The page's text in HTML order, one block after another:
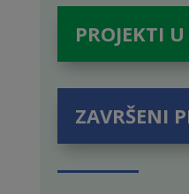
PROJEKTI
ZAVRŠENI